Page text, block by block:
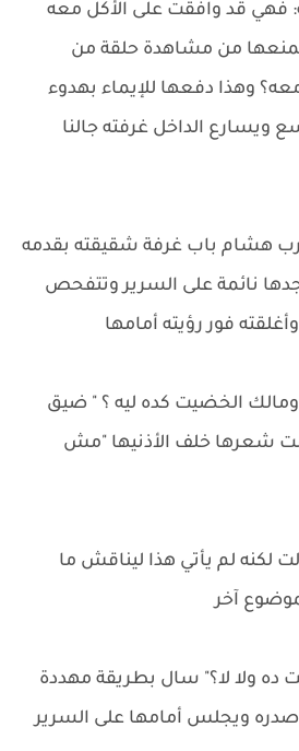
فهي قد وافقت على الأكل معه
من مشاهدة حلقة من
وهذا دفعها للإيماء بهدوء
ويسارع الداخل غرفته جالنا
هشام باب غرفة شقيقته بقدمه
نائمة على السرير وتتفحص
فور رؤيته أمامها
الخضيت كده ليه ؟ " ضيق
شعرها خلف الأذنيها "مش
لكنه لم يأتي هذا ليناقش ما
آخر
ده ولا لا؟" سال بطريقة مهددة
ويجلس أمامها على السرير